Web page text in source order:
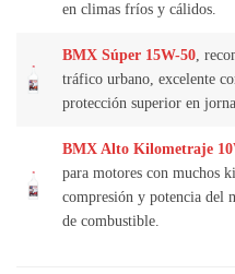
en climas fríos y cálidos.
BMX Súper 15W-50,
tráfico urbano, excelente
protección superior en
BMX Alto Kilometraje
para motores con muchos
compresión y potencia del
de combustible.